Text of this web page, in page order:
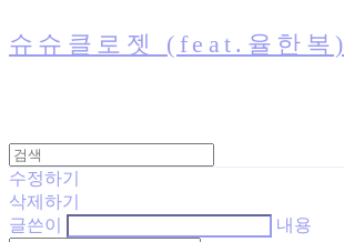
슈슈클로젯 (feat.율한복)
수정하기
삭제하기
글쓴이
내용